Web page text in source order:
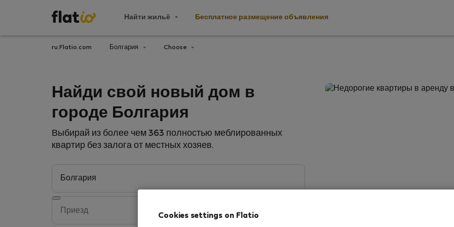
Найти жильё Бесплатное размещение объявления
ru.Flatio.com Болгария Choose
Найди свой новый дом в
городе Болгария
Выбирай из более чем 363 полностью меблированных
квартир без залога от местных хозяев.
Cookies settings on Flatio